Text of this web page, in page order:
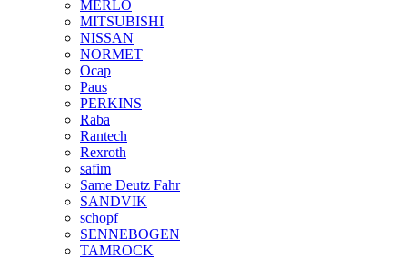
MERLO
MITSUBISHI
NISSAN
NORMET
Ocap
Paus
PERKINS
Raba
Rantech
Rexroth
safim
Same Deutz Fahr
SANDVIK
schopf
SENNEBOGEN
TAMROCK